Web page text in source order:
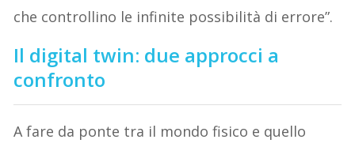
che controllino le infinite possibilità di errore”.
Il digital twin: due approcci a
confronto
A fare da ponte tra il mondo fisico e quello